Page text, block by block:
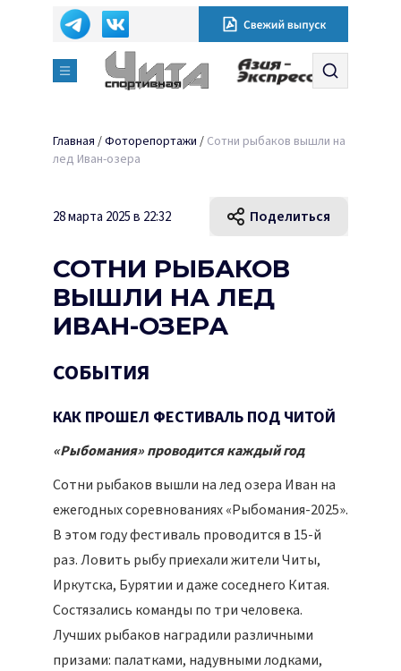
Главная /Фоторепортажи / Сотни рыбаков вышли на
лед Иван-озера
28 марта 2025 в 22:32 Поделиться
СОТНИ РЫБАКОВ
ВЫШЛИ НА ЛЕД
ИВАН-ОЗЕРА
СОБЫТИЯ
КАК ПРОШЕЛ ФЕСТИВАЛЬ ПОД ЧИТОЙ
«Рыбомания» проводится каждый год
Сотни рыбаков вышли на лед озера Иван на
ежегодных соревнованиях «Рыбомания-2025».
В этом году фестиваль проводится в 15-й
раз. Ловить рыбу приехали жители Читы,
Иркутска, Бурятии и даже соседнего Китая.
Состязались команды по три человека.
Лучших рыбаков наградили различными
призами: палатками, надувными лодками,